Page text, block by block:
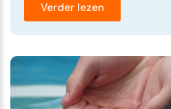
Verder lezen